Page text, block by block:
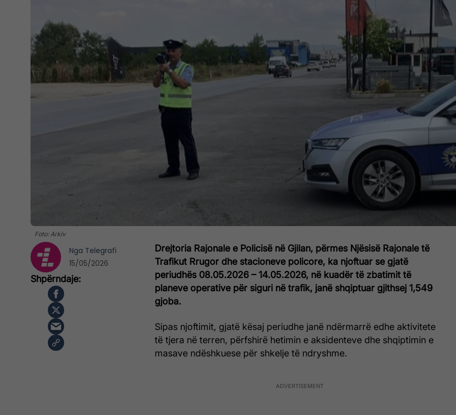
Foto: Arkiv
Drejtoria Rajonale e Policisë në Gjilan, përmes Njësisë Rajonale të
Trafikut Rrugor dhe stacioneve policore, ka njoftuar se gjatë
periudhës 08.05.2026 – 14.05.2026, në kuadër të zbatimit të
planeve operative për siguri në trafik, janë shqiptuar gjithsej 1,549
gjoba.
Sipas njoftimit, gjatë kësaj periudhe janë ndërmarrë edhe aktivitete
të tjera në terren, përfshirë hetimin e aksidenteve dhe shqiptimin e
masave ndëshkuese për shkelje të ndryshme.
Nga Telegrafi
15/05/2026